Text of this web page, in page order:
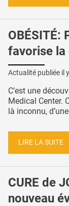
OBÉSITÉ:
favorise la
Actualité publiée il
C’est une
Medical Center.
là inconnu,
LIRE LA SUITE
CURE de
nouveau